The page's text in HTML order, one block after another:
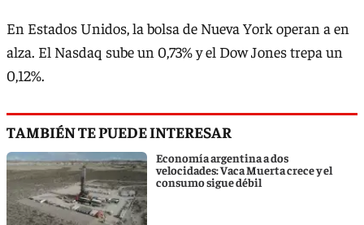
En Estados Unidos, la bolsa de Nueva York operan a en
alza. El Nasdaq sube un 0,73% y el Dow Jones trepa un
0,12%.
TAMBIÉN TE PUEDE INTERESAR
Economía argentina a dos
velocidades: Vaca Muerta crece y el
consumo sigue débil